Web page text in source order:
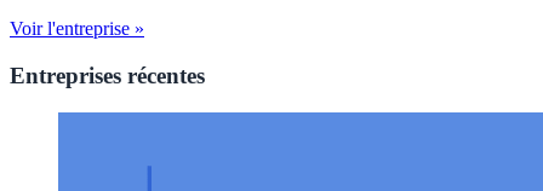
Voir l'entreprise »
Entreprises récentes